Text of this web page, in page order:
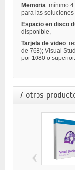
Memoria: mínimo
para las
Espacio en disco
disponible,
Tarjeta de video:
de 768); Visual
por 1080 o superior.
7 otros
‹